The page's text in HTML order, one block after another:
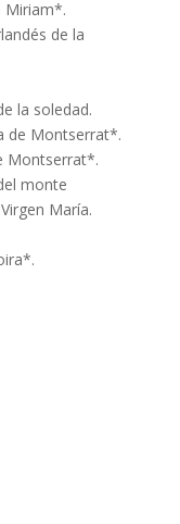
Miriam*.
de la
la soledad.
de Montserrat*.
Montserrat*.
monte
María.